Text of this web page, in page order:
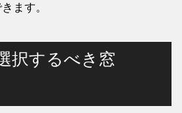
ます。
択するべき窓